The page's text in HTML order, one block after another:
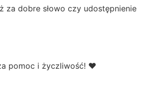
za dobre słowo czy udostępnienie
pomoc i życzliwość! ❤️